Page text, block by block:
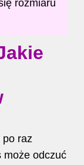
rozmiaru
po raz
może odczuć